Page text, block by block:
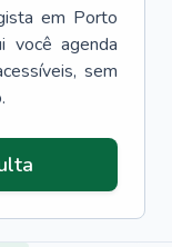
em Porto
você agenda
sem